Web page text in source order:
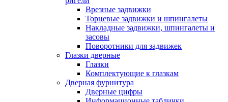
Врезные задвижки
Торцевые задвижки и шпингалеты
Накладные задвижки, шпингалеты и
засовы
Поворотники для задвижек
Глазки дверные
Глазки
Комплектующие к глазкам
Дверная фурнитура
Дверные цифры